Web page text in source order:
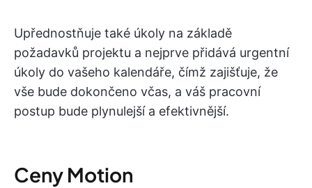
Upřednostňuje také úkoly na základě
požadavků projektu a nejprve přidává urgentní
úkoly do vašeho kalendáře, čímž zajišťuje, že
vše bude dokončeno včas, a váš pracovní
postup bude plynulejší a efektivnější.
Ceny Motion